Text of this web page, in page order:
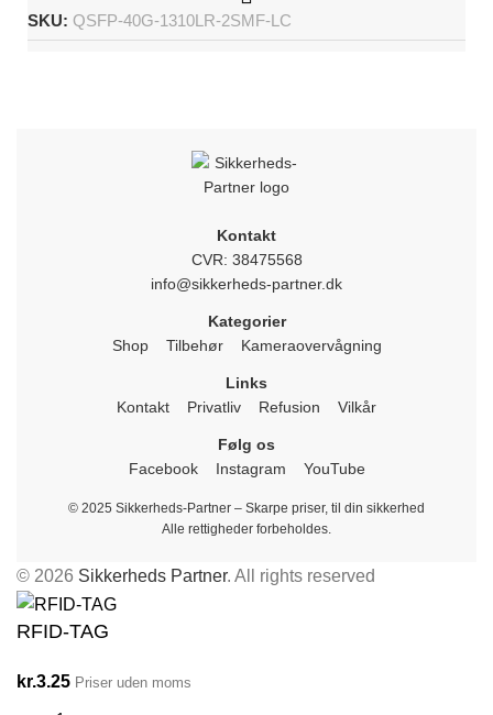
SKU: QSFP-40G-1310LR-2SMF-LC
Kontakt
CVR: 38475568
info@sikkerheds-partner.dk
Kategorier
Shop
Tilbehør Kameraovervågning
Links
Kontakt
Privatliv Refusion Vilkår
Følg os
Facebook
Instagram YouTube
© 2025 Sikkerheds-Partner – Skarpe priser, til din sikkerhed
Alle rettigheder forbeholdes.
© 2026 Sikkerheds Partner. All rights reserved
RFID-TAG
kr.3.25 Priser uden moms